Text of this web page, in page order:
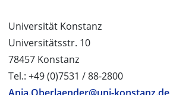
Universität Konstanz
Universitätsstr. 10
78457 Konstanz
Tel.: +49 (0)7531 / 88-2800